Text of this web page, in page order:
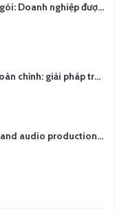
Tổ chức sự kiện trọn gói: Doanh nghiệp được gì khi chọn đơn vị chuyên nghiệp?
Từ ý tưởng đến MV hoàn chỉnh: giải pháp trọn gói tại YCN Media
Voice over, dubbing and audio production services in Vietnam for global content